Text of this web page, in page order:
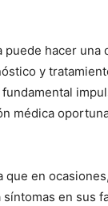
puede hacer una
y
médica
que en
en sus